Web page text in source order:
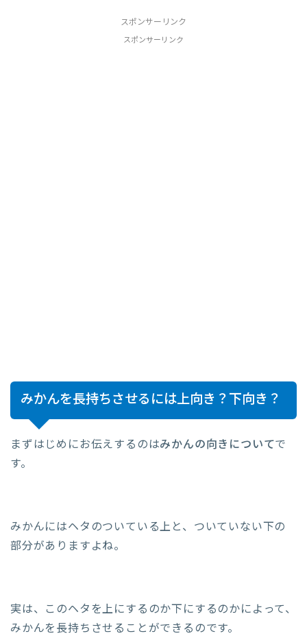
スポンサーリンク
スポンサーリンク
みかんを長持ちさせるには上向き？下向き？
まずはじめにお伝えするのはみかんの向きについてで
す。
みかんにはヘタのついている上と、ついていない下の
部分がありますよね。
実は、このヘタを上にするのか下にするのかによって、
みかんを長持ちさせることができるのです。